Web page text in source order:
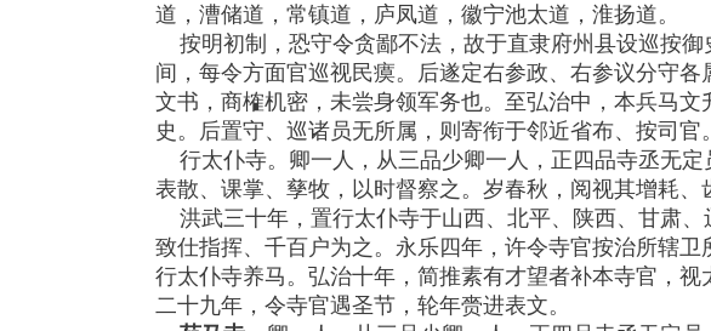
道，漕储道，常镇道，庐凤道，徽宁池太道，淮扬道。
按明初制，恐守令贪鄙不法，故于直隶府州县设巡按
间，每令方面官巡视民瘼。后遂定右参政、右参议分守
文书，商榷机密，未尝身领军务也。至弘治中，本兵马
史。后置守、巡诸员无所属，则寄衔于邻近省布、按司官。
行太仆寺。卿一人，从三品少卿一人，正四品寺丞无定
表散、课掌、孳牧，以时督察之。岁春秋，阅视其增耗
洪武三十年，置行太仆寺于山西、北平、陕西、甘肃
致仕指挥、千百户为之。永乐四年，许令寺官按治所辖
行太仆寺养马。弘治十年，简推素有才望者补本寺官，
二十九年，令寺官遇圣节，轮年赍进表文。